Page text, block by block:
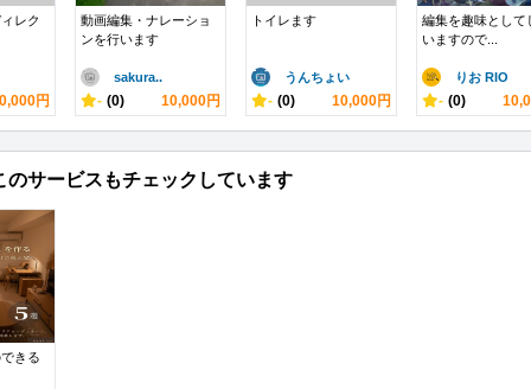
レク
円
動画編集・ナレーショ
ンを行います
sakura..
- (0) 10,000円
トイレます
うんちょい
- (0) 10,000円
編集を趣味として
いますので...
りお RIO
- (0)
サービスもチェックしています
きる